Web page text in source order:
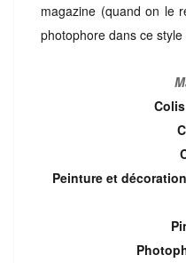
magazine (quand on le
photophore dans ce
Peinture et